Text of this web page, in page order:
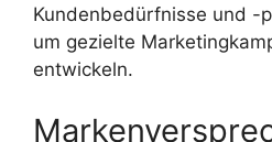
Kundenbedürfnisse und -
um gezielte
entwickeln.